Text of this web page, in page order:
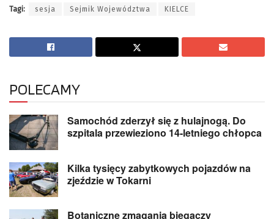
Tagi: sesja Sejmik Województwa KIELCE
POLECAMY
Samochód zderzył się z hulajnogą. Do
szpitala przewieziono 14-letniego chłopca
Kilka tysięcy zabytkowych pojazdów na
zjeździe w Tokarni
Botaniczne zmagania biegaczy